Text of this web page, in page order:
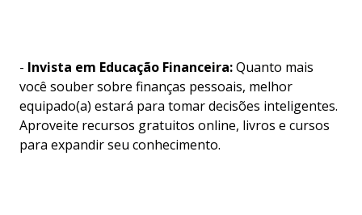
- Invista em Educação Financeira:Quanto mais
você souber sobre finanças pessoais, melhor
equipado(a) estará para tomar decisões inteligentes.
Aproveite recursos gratuitos online, livros e cursos
para expandir seu conhecimento.